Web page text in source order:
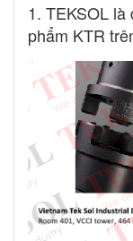
1. TEKSOL
phẩm KTR